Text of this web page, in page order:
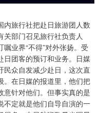
内旅行社把赴日旅游团人数
部门召见旅行社负责人
业界“不得”对外张扬。受
日团客的预订和业务。日媒
民众自发减少赴日，这次直
。在日媒的报道里，他们把
意针对他们。但事实真的是
不定就是他们自导自演的一